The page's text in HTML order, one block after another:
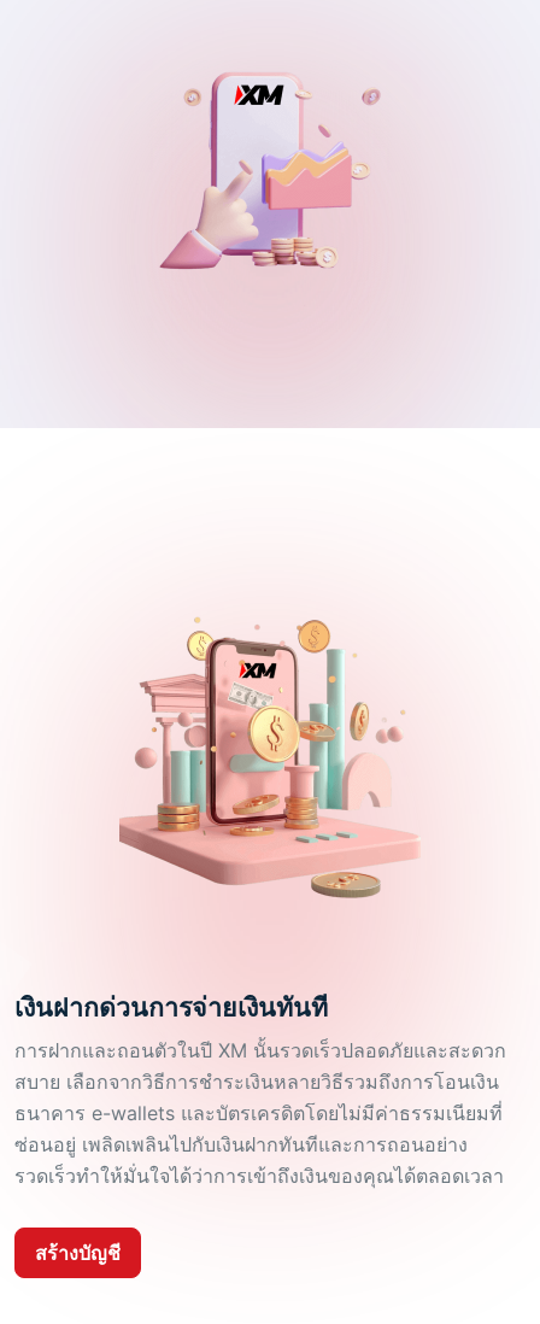
เงินฝากด่วนการจ่ายเงินทันที
การฝากและถอนตัวในปี XM นั้นรวดเร็วปลอดภัยและสะดวก
สบาย เลือกจากวิธีการชำระเงินหลายวิธีรวมถึงการโอนเงิน
ธนาคาร e-wallets และบัตรเครดิตโดยไม่มีค่าธรรมเนียมที่
ซ่อนอยู่ เพลิดเพลินไปกับเงินฝากทันทีและการถอนอย่าง
รวดเร็วทำให้มั่นใจได้ว่าการเข้าถึงเงินของคุณได้ตลอดเวลา
สร้างบัญชี